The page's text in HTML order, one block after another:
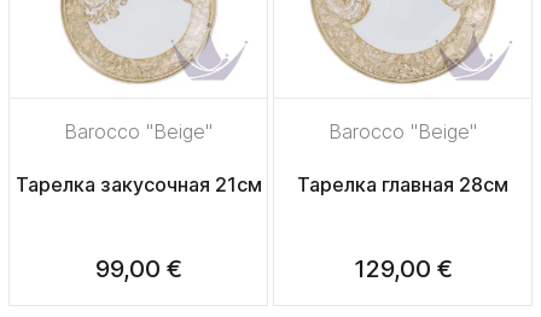
Barocco "Beige"
Тарелка закусочная 21см
99,00 €
Barocco "Beige"
Тарелка главная 28см
129,00 €